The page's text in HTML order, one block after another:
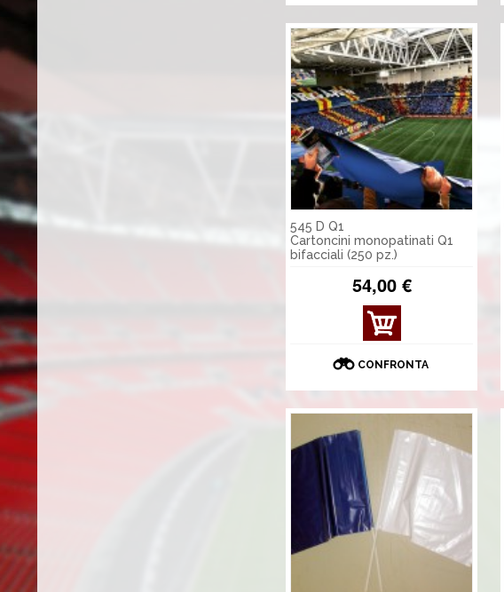
545 D Q1
Cartoncini monopatinati Q1
bifacciali (250 pz.)
54,00 €
MOS
TRA
TAGL
I
CONFRONTA